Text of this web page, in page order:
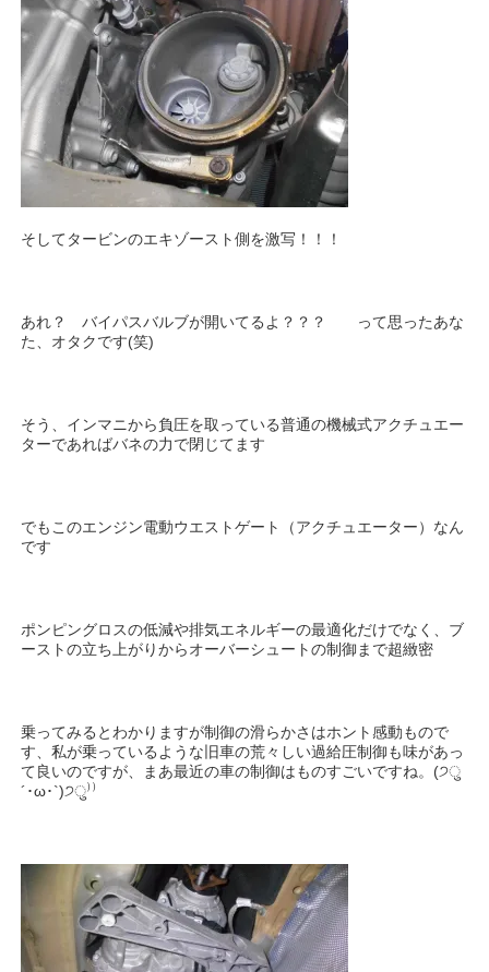
そしてタービンのエキゾースト側を激写！！！
あれ？ バイパスバルブが開いてるよ？？？ って思ったあな
た、オタクです(笑)
そう、インマニから負圧を取っている普通の機械式アクチュエー
ターであればバネの力で閉じてます
でもこのエンジン電動ウエストゲート（アクチュエーター）なん
です
ポンピングロスの低減や排気エネルギーの最適化だけでなく、ブ
ーストの立ち上がりからオーバーシュートの制御まで超緻密
乗ってみるとわかりますが制御の滑らかさはホント感動もので
す、私が乗っているような旧車の荒々しい過給圧制御も味があっ
て良いのですが、まあ最近の車の制御はものすごいですね。(੭ु
´･ω･`)੭ु⁾⁾